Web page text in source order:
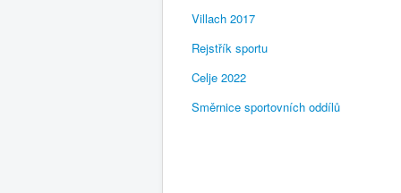
Villach 2017
Rejstřík sportu
Celje 2022
Směrnice sportovních oddílů